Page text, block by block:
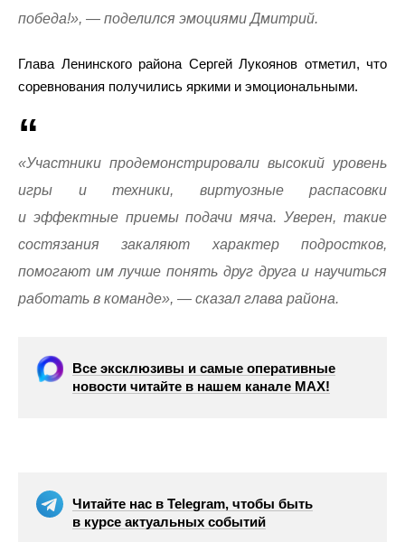
победа!», — поделился эмоциями Дмитрий.
Глава Ленинского района Сергей Лукоянов отметил, что
соревнования получились яркими и эмоциональными.
«Участники продемонстрировали высокий уровень
игры и техники, виртуозные распасовки
и эффектные приемы подачи мяча. Уверен, такие
состязания закаляют характер подростков,
помогают им лучше понять друг друга и научиться
работать в команде», — сказал глава района.
Все эксклюзивы и самые оперативные
новости читайте в нашем канале МАХ!
Читайте нас в Telegram, чтобы быть
в курсе актуальных событий